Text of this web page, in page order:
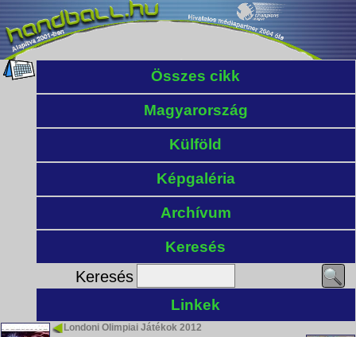
Összes cikk
Magyarország
Külföld
Képgaléria
Archívum
Keresés
Keresés
Linkek
Londoni Olimpiai Játékok 2012